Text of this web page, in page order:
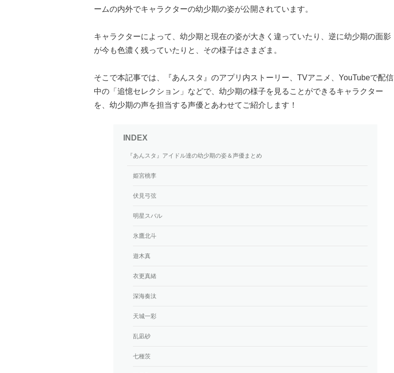
ームの内外でキャラクターの幼少期の姿が公開されています。
キャラクターによって、幼少期と現在の姿が大きく違っていたり、逆に幼少期の面影
が今も色濃く残っていたりと、その様子はさまざま。
そこで本記事では、『あんスタ』のアプリ内ストーリー、TVアニメ、YouTubeで配信
中の「追憶セレクション」などで、幼少期の様子を見ることができるキャラクター
を、幼少期の声を担当する声優とあわせてご紹介します！
『あんスタ』アイドル達の幼少期の姿＆声優まとめ
姫宮桃李
伏見弓弦
明星スバル
氷鷹北斗
遊木真
衣更真緒
深海奏汰
天城一彩
乱凪砂
七種茨